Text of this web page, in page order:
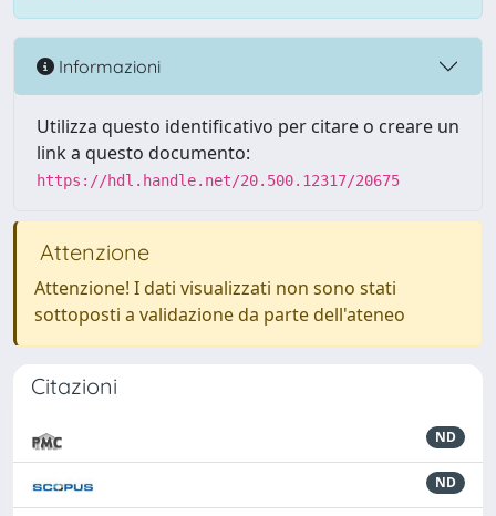
Informazioni
Utilizza questo identificativo per citare o creare un
link a questo documento:
https://hdl.handle.net/20.500.12317/20675
Attenzione
Attenzione! I dati visualizzati non sono stati
sottoposti a validazione da parte dell'ateneo
Citazioni
ND
ND